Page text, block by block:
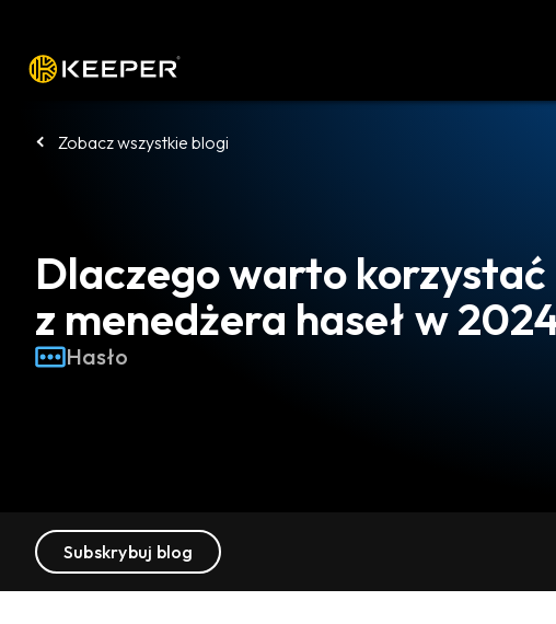
Zobacz wszystkie blogi
Dlaczego warto korzystać
z menedżera haseł w
Hasło
Subskrybuj blog